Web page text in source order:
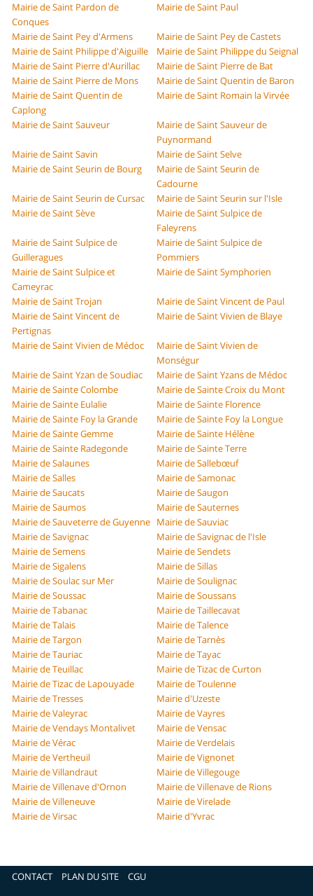
Mairie de Saint Pardon de
Conques
Mairie de Saint Paul
Mairie de Saint Pey d'Armens
Mairie de Saint Pey de Castets
Mairie de Saint Philippe d'Aiguille
Mairie de Saint Philippe du Seignal
Mairie de Saint Pierre d'Aurillac
Mairie de Saint Pierre de Bat
Mairie de Saint Pierre de Mons
Mairie de Saint Quentin de Baron
Mairie de Saint Quentin de
Caplong
Mairie de Saint Romain la Virvée
Mairie de Saint Sauveur
Mairie de Saint Sauveur de
Puynormand
Mairie de Saint Savin
Mairie de Saint Selve
Mairie de Saint Seurin de Bourg
Mairie de Saint Seurin de
Cadourne
Mairie de Saint Seurin de Cursac
Mairie de Saint Seurin sur l'Isle
Mairie de Saint Sève
Mairie de Saint Sulpice de
Faleyrens
Mairie de Saint Sulpice de
Guilleragues
Mairie de Saint Sulpice de
Pommiers
Mairie de Saint Sulpice et
Cameyrac
Mairie de Saint Symphorien
Mairie de Saint Trojan
Mairie de Saint Vincent de Paul
Mairie de Saint Vincent de
Pertignas
Mairie de Saint Vivien de Blaye
Mairie de Saint Vivien de Médoc
Mairie de Saint Vivien de
Monségur
Mairie de Saint Yzan de Soudiac
Mairie de Saint Yzans de Médoc
Mairie de Sainte Colombe
Mairie de Sainte Croix du Mont
Mairie de Sainte Eulalie
Mairie de Sainte Florence
Mairie de Sainte Foy la Grande
Mairie de Sainte Foy la Longue
Mairie de Sainte Gemme
Mairie de Sainte Hélène
Mairie de Sainte Radegonde
Mairie de Sainte Terre
Mairie de Salaunes
Mairie de Sallebœuf
Mairie de Salles
Mairie de Samonac
Mairie de Saucats
Mairie de Saugon
Mairie de Saumos
Mairie de Sauternes
Mairie de Sauveterre de Guyenne Mairie de Sauviac
Mairie de Savignac
Mairie de Savignac de l'Isle
Mairie de Semens
Mairie de Sendets
Mairie de Sigalens
Mairie de Sillas
Mairie de Soulac sur Mer
Mairie de Soulignac
Mairie de Soussac
Mairie de Soussans
Mairie de Tabanac
Mairie de Taillecavat
Mairie de Talais
Mairie de Talence
Mairie de Targon
Mairie de Tarnès
Mairie de Tauriac
Mairie de Tayac
Mairie de Teuillac
Mairie de Tizac de Curton
Mairie de Tizac de Lapouyade
Mairie de Toulenne
Mairie de Tresses
Mairie d'Uzeste
Mairie de Valeyrac
Mairie de Vayres
Mairie de Vendays Montalivet
Mairie de Vensac
Mairie de Vérac
Mairie de Verdelais
Mairie de Vertheuil
Mairie de Vignonet
Mairie de Villandraut
Mairie de Villegouge
Mairie de Villenave d'Ornon
Mairie de Villenave de Rions
Mairie de Villeneuve
Mairie de Virelade
Mairie de Virsac
Mairie d'Yvrac
CONTACT PLAN DU SITE CGU